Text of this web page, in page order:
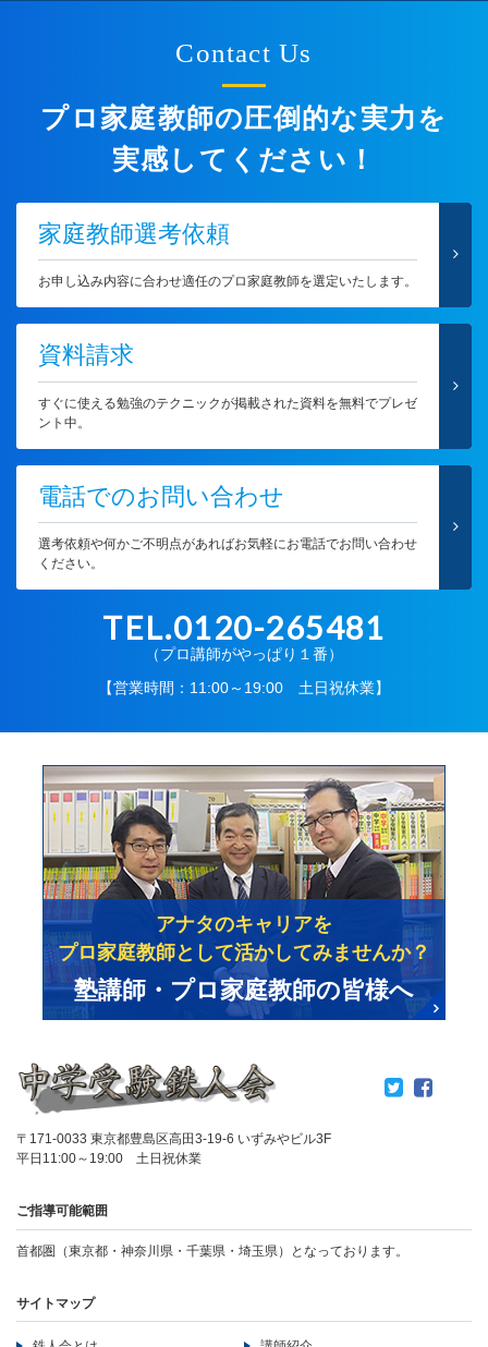
Contact Us
プロ家庭教師の圧倒的な実力を
実感してください！
家庭教師選考依頼
お申し込み内容に合わせ適任のプロ家庭教師を選定いたします。
資料請求
すぐに使える勉強のテクニックが掲載された資料を無料でプレゼ
ント中。
電話でのお問い合わせ
選考依頼や何かご不明点があればお気軽にお電話でお問い合わせ
ください。
TEL.0120-265481
（プロ講師がやっぱり１番）
【営業時間：11:00～19:00 土日祝休業】
〒171-0033 東京都豊島区高田3-19-6 いずみやビル3F
平日11:00～19:00 土日祝休業
ご指導可能範囲
首都圏（東京都・神奈川県・千葉県・埼玉県）となっております。
サイトマップ
アナタのキャリアを
プロ家庭教師として活かしてみませんか？
塾講師・プロ家庭教師の皆様へ